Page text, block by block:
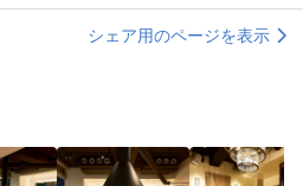
シェア用のページを表示